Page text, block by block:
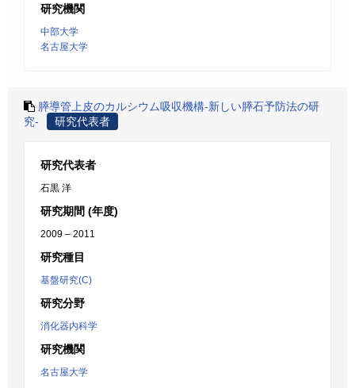
研究機関
中部大学
名古屋大学
膵導管上皮のカルシウム吸収機構-新しい膵石予防法の研
究-
研究代表者
研究代表者
石黒 洋
研究期間 (年度)
2009 – 2011
研究種目
基盤研究(C)
研究分野
消化器内科学
研究機関
名古屋大学